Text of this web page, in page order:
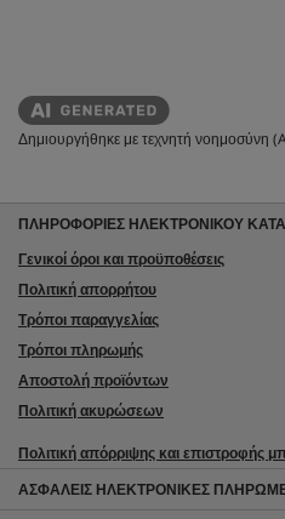
Δημιουργήθηκε με τεχνητή νοημοσύνη
ΠΛΗΡΟΦΟΡΙΕΣ ΗΛΕΚΤΡΟΝΙΚΟΥ
Γενικοί όροι και προϋποθέσεις
Πολιτική απορρήτου
Τρόποι παραγγελίας
Τρόποι πληρωμής
Αποστολή προϊόντων
Πολιτική ακυρώσεων
Πολιτική απόρριψης και επιστροφής
ΑΣΦΑΛΕΊΣ ΗΛΕΚΤΡΟΝΙΚΈΣ